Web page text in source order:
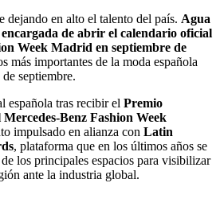
dejando en alto el talento del país. Agua
de abrir el calendario oficial
Week Madrid en septiembre de
más importantes de la moda española
septiembre.
española tras recibir el Premio
Benz Fashion Week
impulsado en alianza con Latin
, plataforma que en los últimos años se
los principales espacios para visibilizar
ante la industria global.